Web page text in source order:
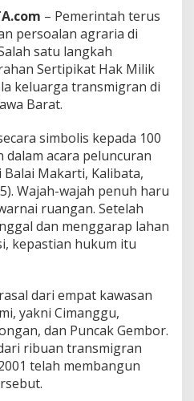
– Pemerintah terus
persoalan agraria di
satu langkah
Sertipikat Hak Milik
keluarga transmigran di
Barat.
simbolis kepada 100
acara peluncuran
Balai Makarti, Kalibata,
Wajah-wajah penuh haru
ruangan. Setelah
dan menggarap lahan
kepastian hukum itu
dari empat kawasan
yakni Cimanggu,
dan Puncak Gembor.
ribuan transmigran
telah membangun